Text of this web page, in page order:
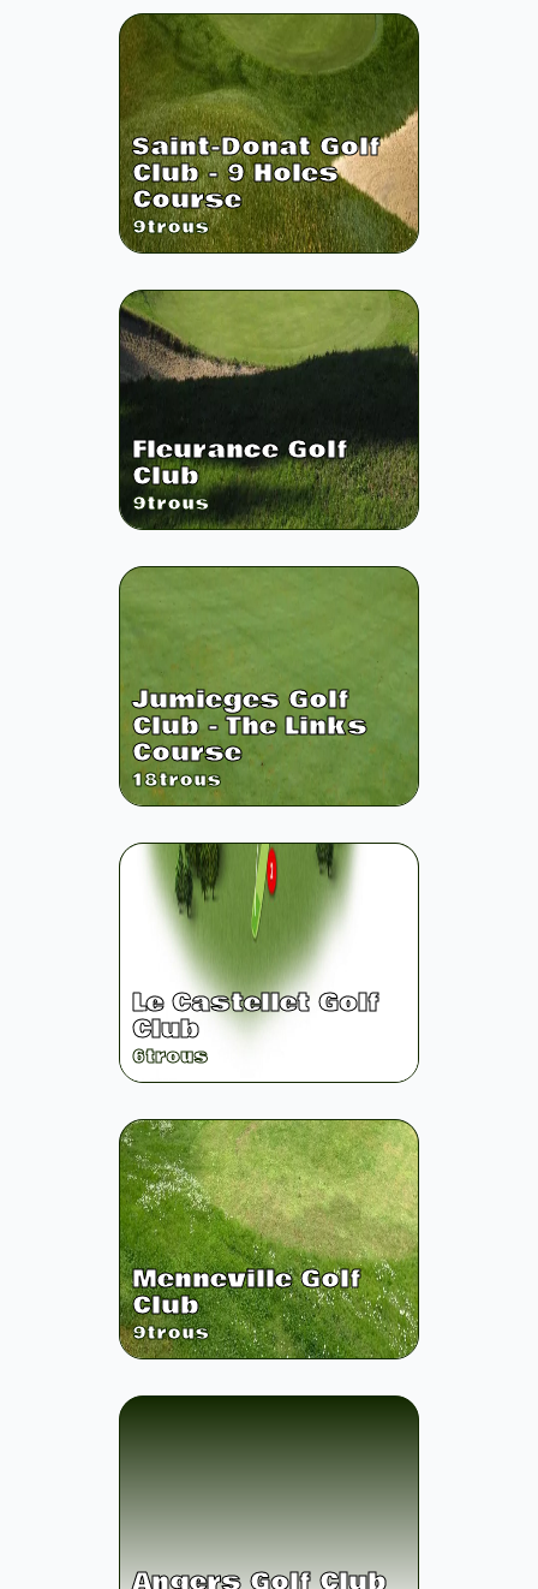
Saint-Donat Golf
Club - 9 Holes
Course
9trous
Fleurance Golf
Club
9trous
Jumieges Golf
Club - The Links
Course
18trous
Le Castellet Golf
Club
6trous
Menneville Golf
Club
9trous